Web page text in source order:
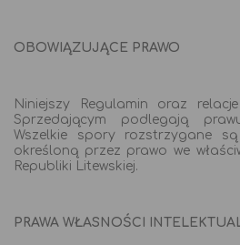
OBOWIĄZUJĄCE PRAWO
Niniejszy Regulamin oraz
Sprzedającym podlegają
Wszelkie spory rozstrzygane
określoną przez prawo we
Republiki Litewskiej.
PRAWA WŁASNOŚCI